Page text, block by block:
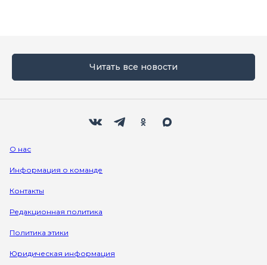
Читать все новости
О нас
Информация о команде
Контакты
Редакционная политика
Политика этики
Юридическая информация